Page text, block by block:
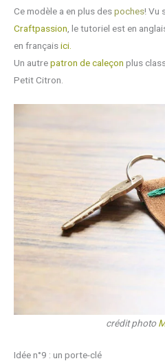
Ce modèle a en plus despoches! Vu
Craftpassion , le tutoriel est en
en françaisici.
Un autrepatron de caleçon plus
Petit Citron.
crédit photo
Idée n°9 : un porte-clé